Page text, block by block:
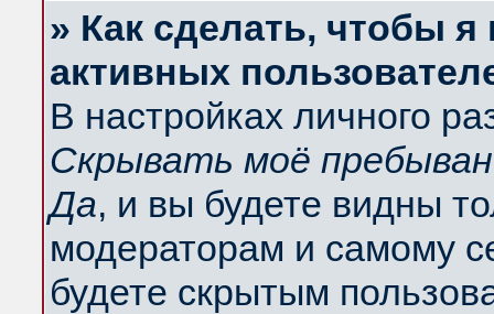
» Как сделать, чтобы
активных
В настройках личного
Скрывать моё
Да, и вы будете видны
модераторам и самому
будете скрытым